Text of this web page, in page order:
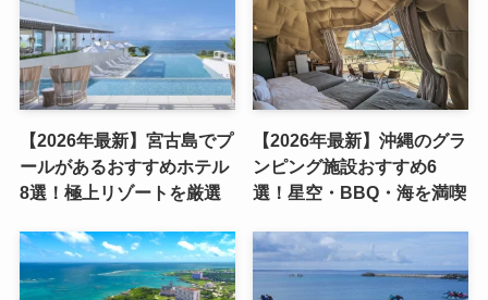
【2026年最新】宮古島でプ
ールがあるおすすめホテル
8選！極上リゾートを厳選
【2026年最新】沖縄のグラ
ンピング施設おすすめ6
選！星空・BBQ・海を満喫